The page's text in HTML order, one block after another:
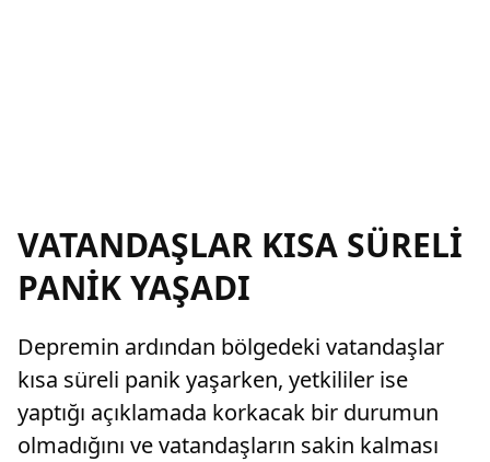
VATANDAŞLAR KISA SÜRELİ
PANİK YAŞADI
Depremin ardından bölgedeki vatandaşlar
kısa süreli panik yaşarken, yetkililer ise
yaptığı açıklamada korkacak bir durumun
olmadığını ve vatandaşların sakin kalması